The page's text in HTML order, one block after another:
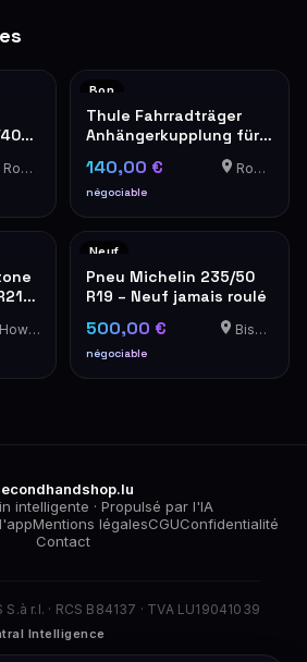
Roedt
Bon
Thule Fahrradträger
Anhängerkupplung für 2
140,00 €
négociable
Roedt
Howald
Neuf
Pneu Michelin 235/50
R19 – Neuf jamais roulé
500,00 €
négociable
Bissen
intelligente · Propulsé par l'IA
Mentions légalesCGUConfidentialité
Contact
r.l. · RCS B84137 · TVA LU19041039
Intelligence